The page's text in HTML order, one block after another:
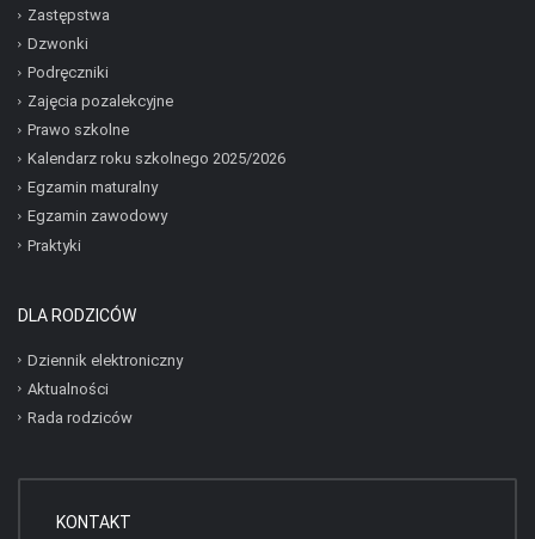
Zastępstwa
Dzwonki
Podręczniki
Zajęcia pozalekcyjne
Prawo szkolne
Kalendarz roku szkolnego 2025/2026
Egzamin maturalny
Egzamin zawodowy
Praktyki
DLA RODZICÓW
Dziennik elektroniczny
Aktualności
Rada rodziców
KONTAKT